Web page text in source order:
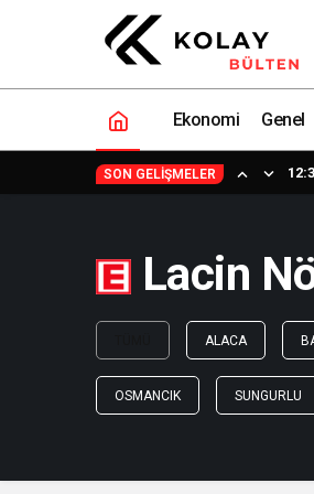
Ekonomi Genel
SON GELIŞMELER
Lacin
ALACA
OSMANCIK SUNGURLU